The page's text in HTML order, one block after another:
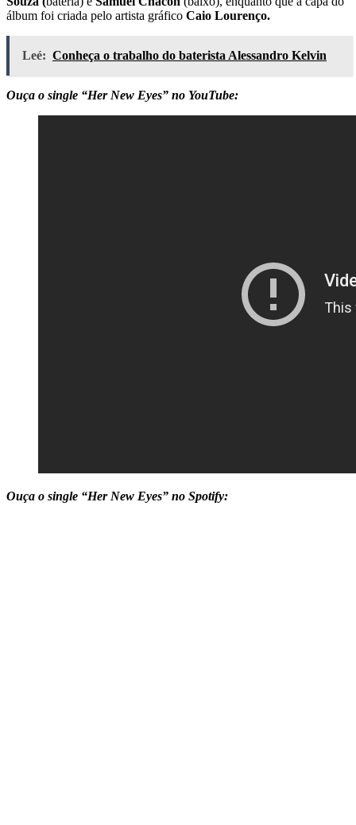
álbum foi criada pelo artista gráfico Caio Lourenço.
Leé: Conheça o trabalho do baterista Alessandro Kelvin
Ouça o single “Her New Eyes” no YouTube:
Ouça o single “Her New Eyes” no Spotify: